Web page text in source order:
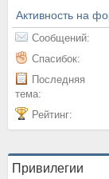
Активность на
Сообщений:
Спасибок:
Последняя
тема:
Рейтинг:
Привилегии